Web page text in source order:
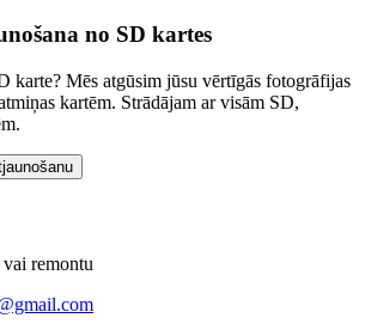
no SD kartes
karte? Mēs atgūsim jūsu vērtīgās fotogrāfijas
kartēm. Strādājam ar visām SD,
remontu